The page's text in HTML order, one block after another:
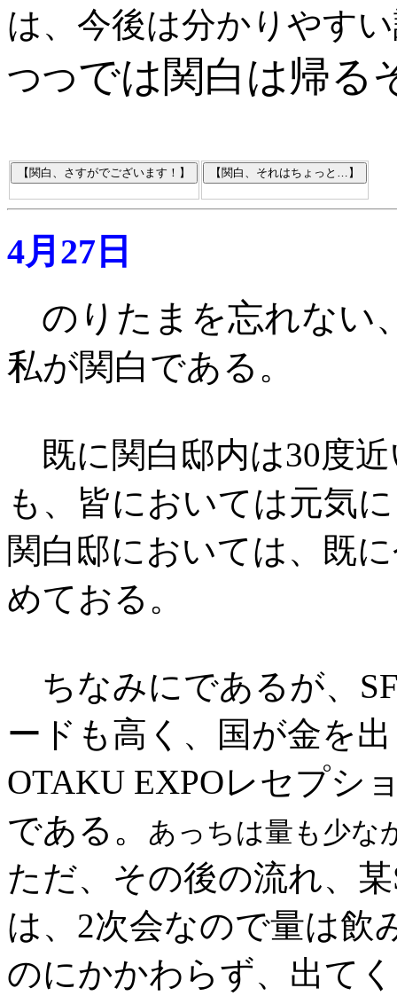
は、今後は分かりやす
つつでは関白は帰る
4月27日
のりたまを忘れない
私が関白である 。
既に関白邸内は30度
も、皆においては元気
関白邸においては、既
めておる。
ちなみにであるが、
ードも高く、国が金を
OTAKU EXPOレセプシ
である。
あっちは量も少な
ただ、その後の流れ、
は、2次会なので量は飲
のにかかわらず、出て